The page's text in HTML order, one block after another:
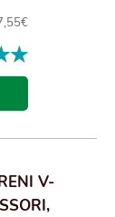
V-